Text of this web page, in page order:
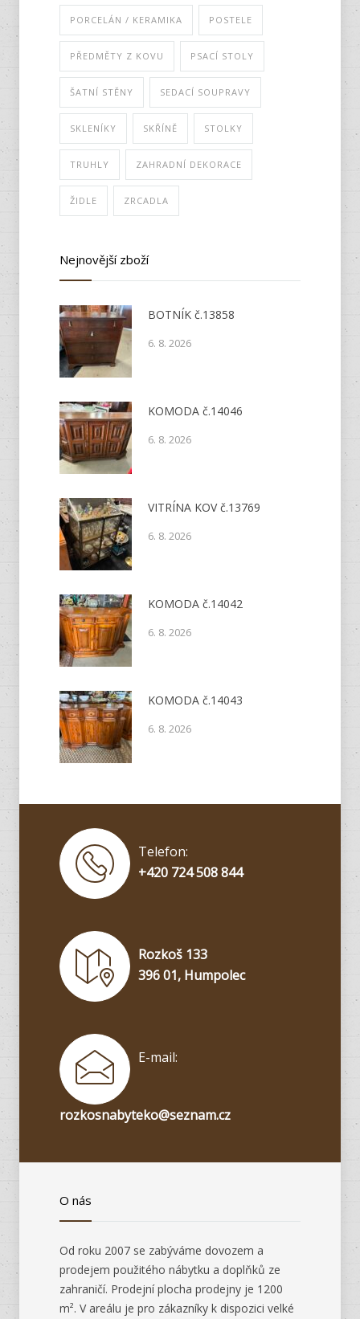
PORCELÁN / KERAMIKA POSTELE
PŘEDMĚTY Z KOVU PSACÍ STOLY
ŠATNÍ STĚNY SEDACÍ SOUPRAVY
SKLENÍKY SKŘÍNĚ STOLKY
TRUHLY ZAHRADNÍ DEKORACE
ŽIDLE ZRCADLA
Nejnovější zboží
BOTNÍK č.13858
6. 8. 2026
KOMODA č.14046
6. 8. 2026
VITRÍNA KOV č.13769
6. 8. 2026
KOMODA č.14042
6. 8. 2026
KOMODA č.14043
6. 8. 2026
Telefon:
+420 724 508 844
Rozkoš 133
396 01, Humpolec
E-mail:
rozkosnabyteko@seznam.cz
O nás
Od roku 2007 se zabýváme dovozem a
prodejem použitého nábytku a doplňků ze
zahraničí. Prodejní plocha prodejny je 1200
m². V areálu je pro zákazníky k dispozici velké